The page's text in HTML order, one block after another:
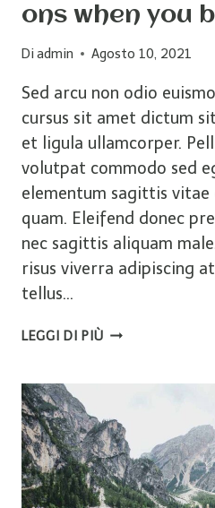
ons when you
Di admin Agosto 10, 2021
Sed arcu non odio
cursus sit amet dictum
et ligula ullamcorper.
volutpat commodo sed
elementum sagittis
quam. Eleifend donec
nec sagittis aliquam
risus viverra adipiscing
tellus…
LEGGI DI PIÙ5
ONS
WHEN
YOU
BOOK